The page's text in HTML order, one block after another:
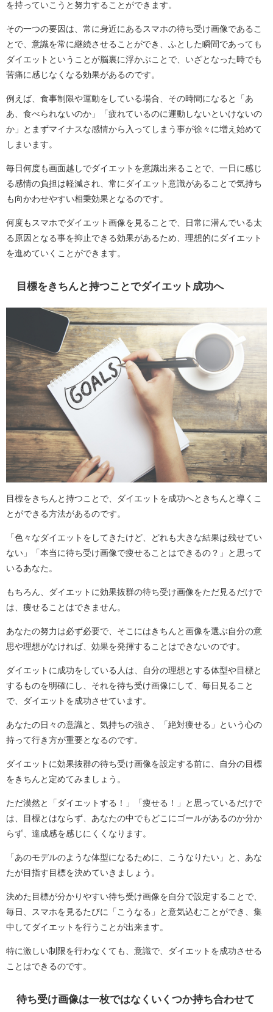
を持っていこうと努力することができます。
その一つの要因は、常に身近にあるスマホの待ち受け画像であるこ
とで、意識を常に継続させることができ、ふとした瞬間であっても
ダイエットということが脳裏に浮かぶことで、いざとなった時でも
苦痛に感じなくなる効果があるのです。
例えば、食事制限や運動をしている場合、その時間になると「あ
あ、食べられないのか」「疲れているのに運動しないといけないの
か」とまずマイナスな感情から入ってしまう事が徐々に増え始めて
しまいます。
毎日何度も画面越しでダイエットを意識出来ることで、一日に感じ
る感情の負担は軽減され、常にダイエット意識があることで気持ち
も向かわせやすい相乗効果となるのです。
何度もスマホでダイエット画像を見ることで、日常に潜んでいる太
る原因となる事を抑止できる効果があるため、理想的にダイエット
を進めていくことができます。
目標をきちんと持つことでダイエット成功へ
目標をきちんと持つことで、ダイエットを成功へときちんと導くこ
とができる方法があるのです。
「色々なダイエットをしてきたけど、どれも大きな結果は残せてい
ない」「本当に待ち受け画像で痩せることはできるの？」と思って
いるあなた。
もちろん、ダイエットに効果抜群の待ち受け画像をただ見るだけで
は、痩せることはできません。
あなたの努力は必ず必要で、そこにはきちんと画像を選ぶ自分の意
思や理想がなければ、効果を発揮することはできないのです。
ダイエットに成功をしている人は、自分の理想とする体型や目標と
するものを明確にし、それを待ち受け画像にして、毎日見ること
で、ダイエットを成功させています。
あなたの日々の意識と、気持ちの強さ、「絶対痩せる」という心の
持って行き方が重要となるのです。
ダイエットに効果抜群の待ち受け画像を設定する前に、自分の目標
をきちんと定めてみましょう。
ただ漠然と「ダイエットする！」「痩せる！」と思っているだけで
は、目標とはならず、あなたの中でもどこにゴールがあるのか分か
らず、達成感を感じにくくなります。
「あのモデルのような体型になるために、こうなりたい」と、あな
たが目指す目標を決めていきましょう。
決めた目標が分かりやすい待ち受け画像を自分で設定することで、
毎日、スマホを見るたびに「こうなる」と意気込むことができ、集
中してダイエットを行うことが出来ます。
特に激しい制限を行わなくても、意識で、ダイエットを成功させる
ことはできるのです。
待ち受け画像は一枚ではなくいくつか持ち合わせて